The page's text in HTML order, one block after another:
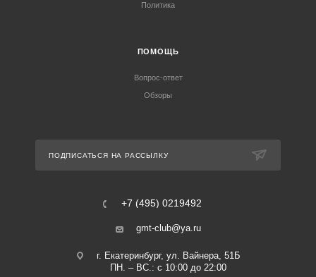
Политика
ПОМОЩЬ
Вопрос-ответ
Обзоры
ПОДПИСАТЬСЯ НА РАССЫЛКУ
+7 (495) 0219492
gmt-club@ya.ru
г. Екатеринбург, ул. Вайнера, 51Б
ПН. – ВС.: с 10:00 до 22:00